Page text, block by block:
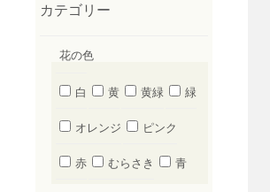
カテゴリー
花の色
白 黄 黄緑 緑
オレンジ ピンク
赤 むらさき 青